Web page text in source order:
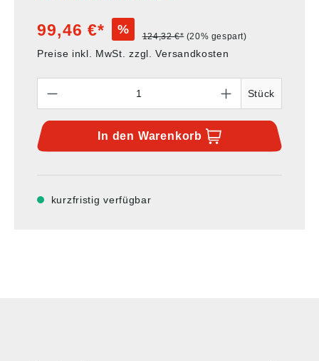
99,46 €* % 124,32 €* (20% gespart)
Preise inkl. MwSt. zzgl. Versandkosten
Stück
In den Warenkorb
kurzfristig verfügbar